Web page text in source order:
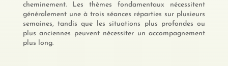
cheminement. Les thèmes fondamentaux nécessitent
généralement une à trois séances réparties sur plusieurs
semaines, tandis que les situations plus profondes ou
plus anciennes peuvent nécessiter un accompagnement
plus long.